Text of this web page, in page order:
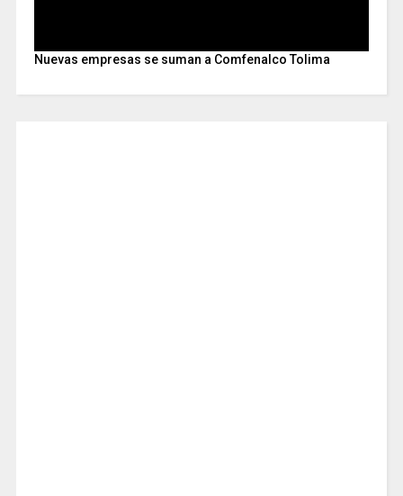
Nuevas empresas se suman a Comfenalco Tolima